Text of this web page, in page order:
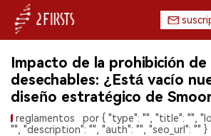
INICIO
EMPRESA
Impacto de la prohibición de
desechables: ¿Está vacío
diseño estratégico de
reglamentos
por { "type": "", "title": "",
"", "description": "", "auth": "", "seo_url": "" }